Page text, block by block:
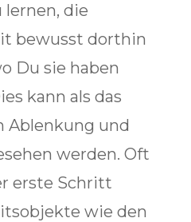
lernen, die
bewusst dorthin
Du sie haben
kann als das
Ablenkung und
werden. Oft
erste Schritt
wie den